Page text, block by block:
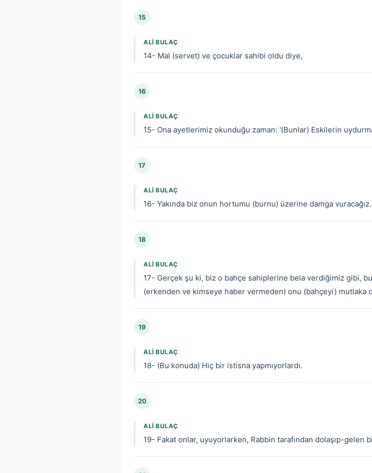
15
ALI BULAÇ
14- Mal (servet) ve çocuklar sahibi oldu diye,
16
ALI BULAÇ
15- Ona ayetlerimiz okunduğu zaman: '(Bunlar) Eskilerin
17
ALI BULAÇ
16- Yakında biz onun hortumu (burnu) üzerine damga vuracağız.
18
ALI BULAÇ
17- Gerçek şu ki, biz o bahçe sahiplerine bela verdiğimiz gibi,
(erkenden ve kimseye haber vermeden) onu (bahçeyi)
19
ALI BULAÇ
18- (Bu konuda) Hiç bir istisna yapmıyorlardı.
20
ALI BULAÇ
19- Fakat onlar, uyuyorlarken, Rabbin tarafından dolaşıp-gelen